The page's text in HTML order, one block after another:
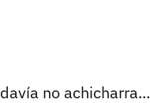
no achicharra...